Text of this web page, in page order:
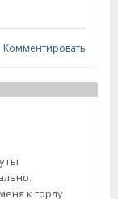
Комментировать
к горлу